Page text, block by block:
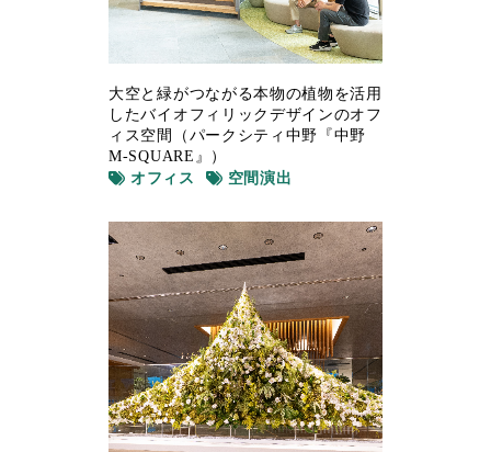
大空と緑がつながる本物の植物を活用
したバイオフィリックデザインのオフ
ィス空間（パークシティ中野『中野
M-SQUARE』）
オフィス
空間演出